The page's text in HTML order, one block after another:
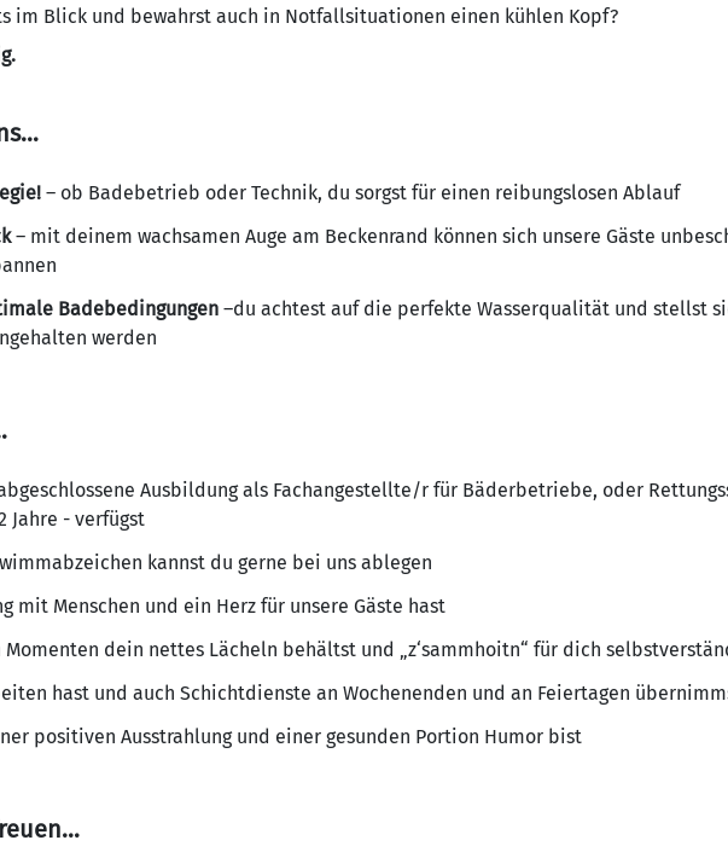
im Blick und bewahrst auch in Notfallsituationen einen kühlen Kopf?
– ob Badebetrieb oder Technik, du sorgst für einen reibungslosen Ablauf
– mit deinem wachsamen Auge am Beckenrand können sich unsere Gäste
Badebedingungen –du achtest auf die perfekte Wasserqualität und stellst
werden
Ausbildung als Fachangestellte/r für Bäderbetriebe, oder
Jahre - verfügst
kannst du gerne bei uns ablegen
mit Menschen und ein Herz für unsere Gäste hast
dein nettes Lächeln behältst und „z‘sammhoitn“ für dich
hast und auch Schichtdienste an Wochenenden und an Feiertagen
positiven Ausstrahlung und einer gesunden Portion Humor bist